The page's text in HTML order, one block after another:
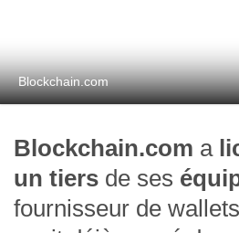
Blockchain.com
Blockchain.com a
un tiers de ses
fournisseur de